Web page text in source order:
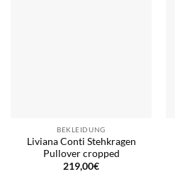
BEKLEIDUNG
Liviana Conti Stehkragen
Pullover cropped
219,00€